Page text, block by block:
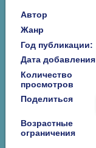
Автор
Жанр
Год публикации:
Дата добавления
Количество
просмотров
Поделиться
Возрастные
ограничения